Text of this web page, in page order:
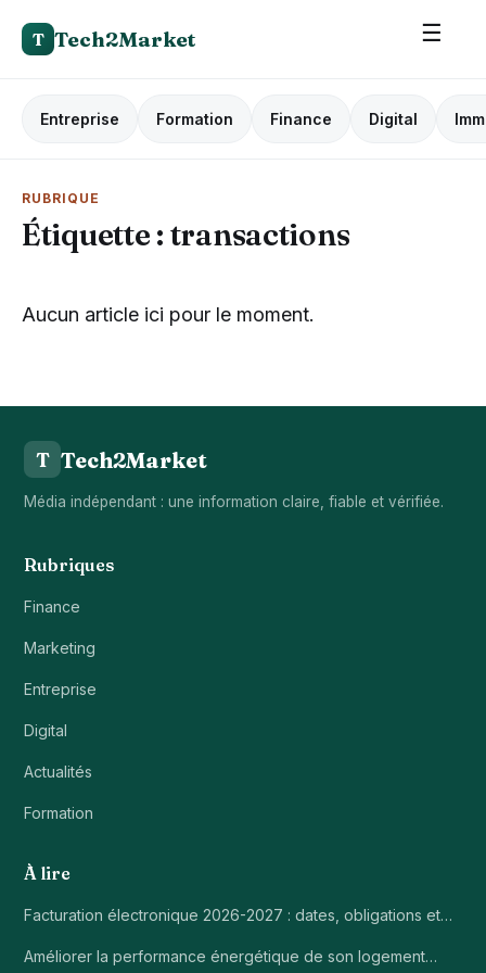
T Tech2Market ☰
Entreprise Formation Finance Digital
RUBRIQUE
Étiquette : transactions
Aucun article ici pour le moment.
T Tech2Market
Média indépendant : une information claire, fiable et vérifiée.
Rubriques
Finance
Marketing
Entreprise
Digital
Actualités
Formation
À lire
Facturation électronique 2026-2027 : dates, obligations et…
Améliorer la performance énergétique de son logement…